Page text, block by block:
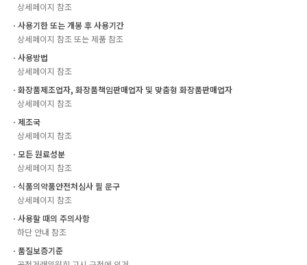
상세페이지 참조
ㆍ사용기한 또는 개봉 후 사용기간
상세페이지 참조 또는 제품 참조
ㆍ사용방법
상세페이지 참조
ㆍ화장품제조업자, 화장품책임판매업자 및 맞춤형 화장품판매업자
상세페이지 참조
ㆍ제조국
상세페이지 참조
ㆍ모든 원료성분
상세페이지 참조
ㆍ식품의약품안전처심사 필 문구
상세페이지 참조
ㆍ사용할 때의 주의사항
하단 안내 참조
ㆍ품질보증기준